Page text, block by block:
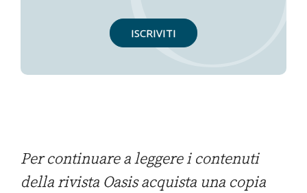
ISCRIVITI
Per continuare a leggere i contenuti
della rivista Oasis acquista una copia